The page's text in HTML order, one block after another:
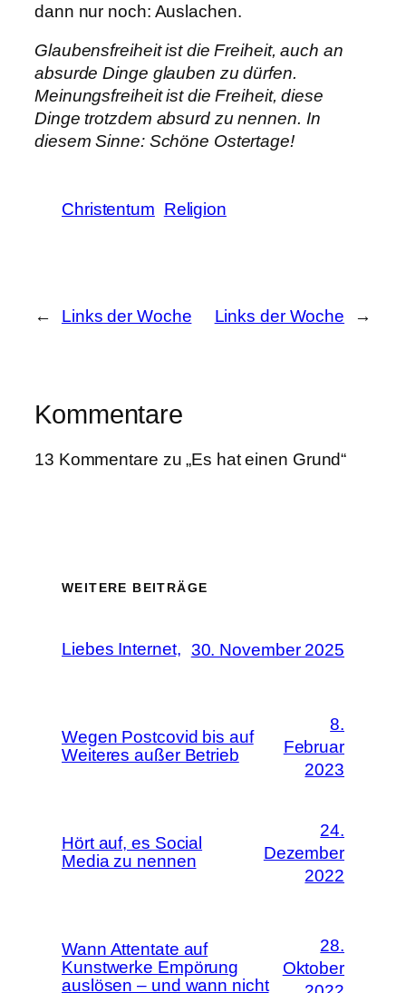
dann nur noch: Auslachen.
Glaubensfreiheit ist die Freiheit, auch an
absurde Dinge glauben zu dürfen.
Meinungsfreiheit ist die Freiheit, diese
Dinge trotzdem absurd zu nennen. In
diesem Sinne: Schöne Ostertage!
Christentum Religion
← Links der Woche Links der Woche →
Kommentare
13 Kommentare zu „Es hat einen Grund“
WEITERE BEITRÄGE
Liebes Internet, 30. November 2025
Wegen Postcovid bis auf
Weiteres außer Betrieb
8.
Februar
2023
Hört auf, es Social
Media zu nennen
24.
Dezember
2022
Wann Attentate auf
Kunstwerke Empörung
auslösen – und wann nicht
28.
Oktober